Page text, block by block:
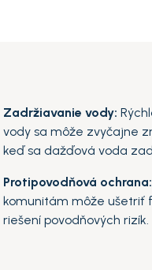
Zadržiavanie vody:
vody sa môže zvyčajne
keď sa dažďová voda
Protipovodňová ochrana:
komunitám môže ušetriť
riešení povodňových rizík.